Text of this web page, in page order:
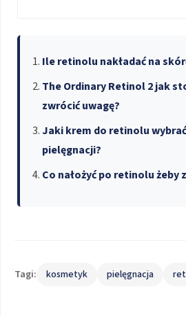
Ile retinolu nakładać na
The Ordinary Retinol 2 jak
zwrócić uwagę?
Jaki krem do retinolu
pielęgnacji?
Co nałożyć po retinolu żeby
Tagi: kosmetyk pielęgnacja